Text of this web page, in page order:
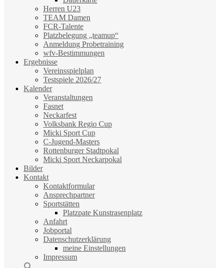
Herren U23
TEAM Damen
FCR-Talente
Platzbelegung „teamup“
Anmeldung Probetraining
wfv-Bestimmungen
Ergebnisse
Vereinsspielplan
Testspiele 2026/27
Kalender
Veranstaltungen
Fasnet
Neckarfest
Volksbank Regio Cup
Micki Sport Cup
C-Jugend-Masters
Rottenburger Stadtpokal
Micki Sport Neckarpokal
Bilder
Kontakt
Kontaktformular
Ansprechpartner
Sportstätten
Platzpate Kunstrasenplatz
Anfahrt
Jobportal
Datenschutzerklärung
meine Einstellungen
Impressum